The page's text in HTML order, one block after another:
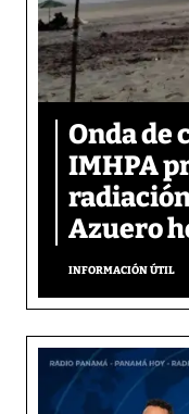
Onda de
IMHPA
Azuero
INFORMACIÓN ÚTIL